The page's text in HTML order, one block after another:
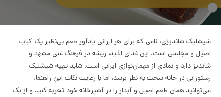
شیشلیک شاندیزی، نامی که برای هر ایرانی یادآور طعم بی‌نظیر یک کباب
اصیل و مجلسی است. این غذای لذیذ، ریشه در فرهنگ غنی مشهد و
شاندیز دارد و نمادی از مهمان‌نوازی ایرانی است. شاید تهیه شیشلیک
رستورانی در خانه سخت به نظر برسد، اما با رعایت نکات این راهنما،
می‌توانید همان طعم اصیل و آبدار را در آشپزخانه خود تجربه کنید و از یک